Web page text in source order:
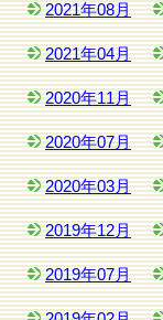
2021年08月
2021年04月
2020年11月
2020年07月
2020年03月
2019年12月
2019年07月